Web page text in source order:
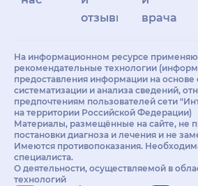
отзывы
врачам
На информационном ресурсе
рекомендательные технологии
предоставления информации на основе
систематизации и анализа сведений,
предпочтениям пользователей сети
на территории Российской Федерации)
Материалы, размещённые на сайте, не
постановки диагноза и лечения и не
Имеются противопоказания.
специалиста.
О деятельности, осуществляемой в
технологий